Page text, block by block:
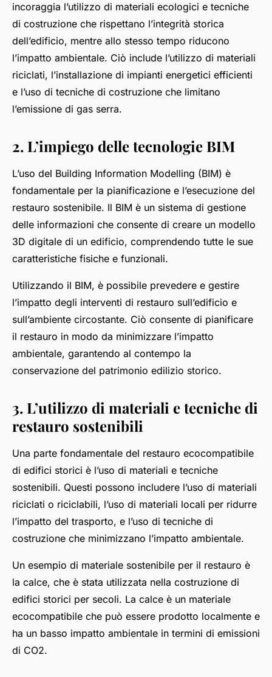
incoraggia l’utilizzo di materiali ecologici e tecniche
di costruzione che rispettano l’integrità storica
dell’edificio, mentre allo stesso tempo riducono
l’impatto ambientale. Ciò include l’utilizzo di materiali
riciclati, l’installazione di impianti energetici efficienti
e l’uso di tecniche di costruzione che limitano
l’emissione di gas serra.
2. L’impiego delle tecnologie BIM
L’uso del Building Information Modelling (BIM) è
fondamentale per la pianificazione e l’esecuzione del
restauro sostenibile. Il BIM è un sistema di gestione
delle informazioni che consente di creare un modello
3D digitale di un edificio, comprendendo tutte le sue
caratteristiche fisiche e funzionali.
Utilizzando il BIM, è possibile prevedere e gestire
l’impatto degli interventi di restauro sull’edificio e
sull’ambiente circostante. Ciò consente di pianificare
il restauro in modo da minimizzare l’impatto
ambientale, garantendo al contempo la
conservazione del patrimonio edilizio storico.
3. L’utilizzo di materiali e tecniche di
restauro sostenibili
Una parte fondamentale del restauro ecocompatibile
di edifici storici è l’uso di materiali e tecniche
sostenibili. Questi possono includere l’uso di materiali
riciclati o riciclabili, l’uso di materiali locali per ridurre
l’impatto del trasporto, e l’uso di tecniche di
costruzione che minimizzano l’impatto ambientale.
Un esempio di materiale sostenibile per il restauro è
la calce, che è stata utilizzata nella costruzione di
edifici storici per secoli. La calce è un materiale
ecocompatibile che può essere prodotto localmente e
ha un basso impatto ambientale in termini di emissioni
di CO2.